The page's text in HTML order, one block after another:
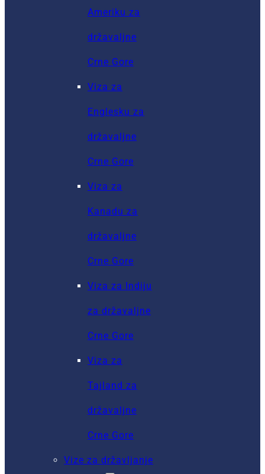
Ameriku za
državaljne
Crne Gore
Viza za
Englesku za
državaljne
Crne Gore
Viza za
Kanadu za
državaljne
Crne Gore
Viza za Indiju
za državaljne
Crne Gore
Viza za
Tajland za
državaljne
Crne Gore
Vize za državljanje